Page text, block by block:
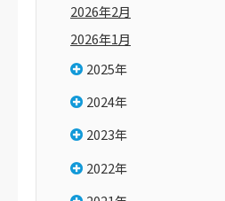
2026年2月
2026年1月
2025年
2024年
2023年
2022年